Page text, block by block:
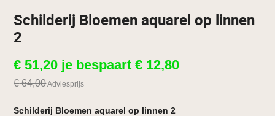
Schilderij Bloemen aquarel op linnen
2
€ 51,20 je bespaart€ 12,80
€64,00Adviesprijs
Schilderij Bloemen aquarel op linnen 2